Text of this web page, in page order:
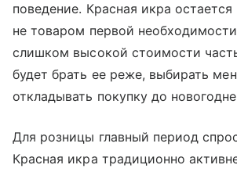
поведение. Красная икра
не товаром первой
слишком высокой стоимости
будет брать ее реже, выбирать
откладывать покупку до
Для розницы главный период
Красная икра традиционно